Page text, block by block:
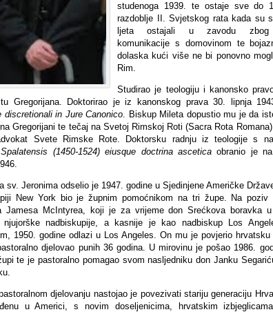
studenoga 1939. te ostaje sve do
razdoblje II. Svjetskog rata kada su
ljeta ostajali u zavodu zbog
komunikacije s domovinom te
dolaska kući više ne bi ponovno
Rim.
Studirao je teologiju i kanonsko
Gregorijana. Doktorirao je iz kanonskog prava 30. lipnja
discretionali in Jure Canonico. Biskup Mileta dopustio mu je da
Gregorijani te tečaj na Svetoj Rimskoj Roti (Sacra Rota
Svete Rimske Rote. Doktorsku radnju iz teologije s
(1450-1524) eiusque doctrina ascetica obranio je
sv. Jeronima odselio je 1947. godine u Sjedinjene Američke
New York bio je župnim pomoćnikom na tri župe. Na poziv
Jamesa McIntyrea, koji je za vrijeme don Srećkova boravka
njujorške nadbiskupije, a kasnije je kao nadbiskup Los
1950. godine odlazi u Los Angeles. On mu je povjerio
djelovao punih 36 godina. U mirovinu je pošao 1986.
te je pastoralno pomagao svom nasljedniku don Janku
djelovanju nastojao je povezivati stariju generaciju
u Americi, s novim doseljenicima, hrvatskim